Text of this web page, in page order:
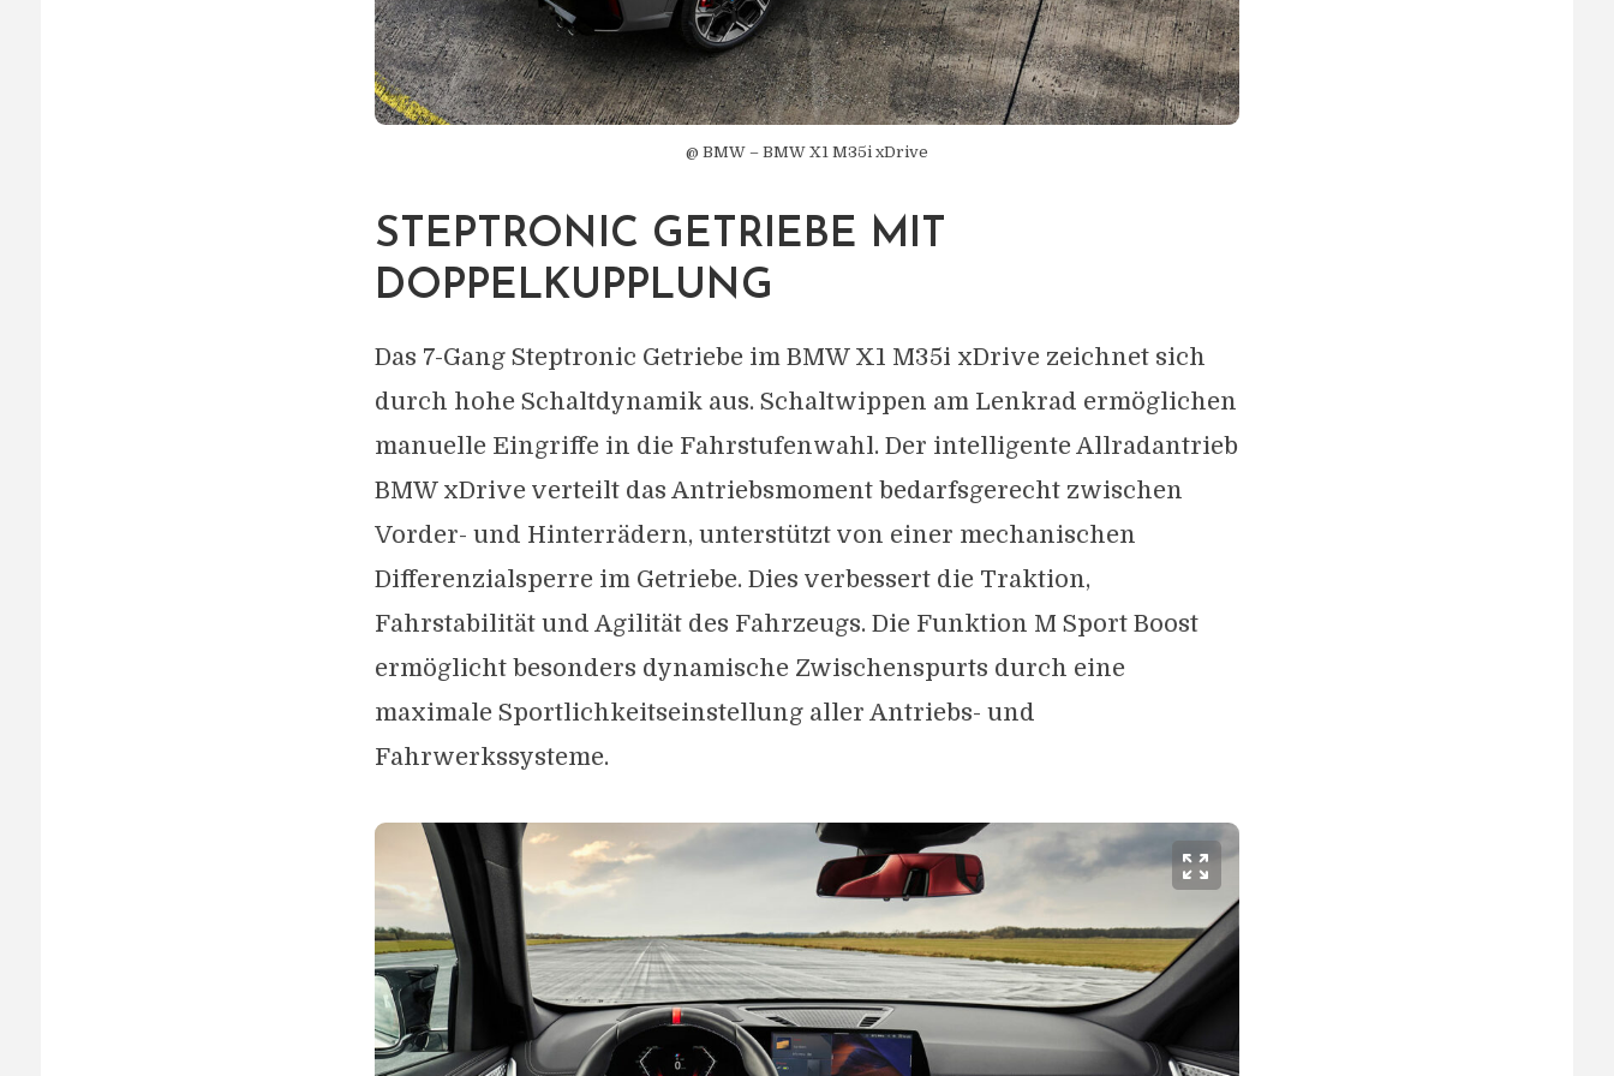
@ BMW – BMW X1 M35i xDrive
STEPTRONIC GETRIEBE MIT
DOPPELKUPPLUNG
Das 7-Gang Steptronic Getriebe im BMW X1 M35i xDrive zeichnet sich
durch hohe Schaltdynamik aus. Schaltwippen am Lenkrad ermöglichen
manuelle Eingriffe in die Fahrstufenwahl. Der intelligente Allradantrieb
BMW xDrive verteilt das Antriebsmoment bedarfsgerecht zwischen
Vorder- und Hinterrädern, unterstützt von einer mechanischen
Differenzialsperre im Getriebe. Dies verbessert die Traktion,
Fahrstabilität und Agilität des Fahrzeugs. Die Funktion M Sport Boost
ermöglicht besonders dynamische Zwischenspurts durch eine
maximale Sportlichkeitseinstellung aller Antriebs- und
Fahrwerkssysteme.